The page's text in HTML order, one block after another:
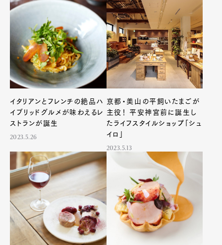
イタリアンとフレンチの絶品ハ
イブリッドグルメが味わえるレ
ストランが誕生
2023.5.26
京都・美山の平飼いたまごが
主役！ 平安神宮前に誕生し
たライフスタイルショップ「シュ
イロ」
2023.5.13